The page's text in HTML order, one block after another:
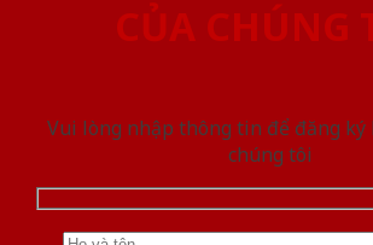
CỦA CHÚNG
Vui lòng nhập thông tin để đăng ký
chúng tôi